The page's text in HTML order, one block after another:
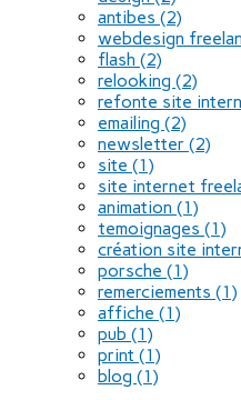
antibes (2)
webdesign
flash (2)
relooking (2)
refonte site
emailing (2)
newsletter (2)
site (1)
site internet
animation (1)
temoignages (1)
création site
porsche (1)
remerciements (1)
affiche (1)
pub (1)
print (1)
blog (1)